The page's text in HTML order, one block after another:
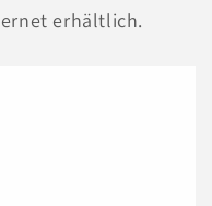
erhältlich.